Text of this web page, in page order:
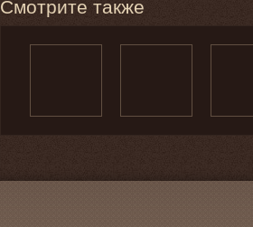
Смотрите также